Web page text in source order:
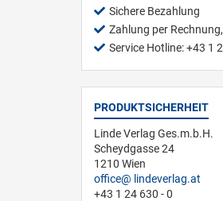
Sichere Bezahlung
Zahlung per
Service Hotline: +43 1
PRODUKTSICHERHEIT
Linde Verlag Ges.m.b.H.
Scheydgasse 24
1210 Wien
office
lindeverlag.at
+43 1 24 630 - 0